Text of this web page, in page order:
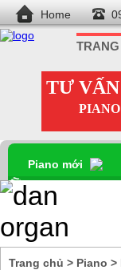
Home
TƯ VẤN
PIANO
Piano mới
(Brandnew)
Trang chủ > Piano >